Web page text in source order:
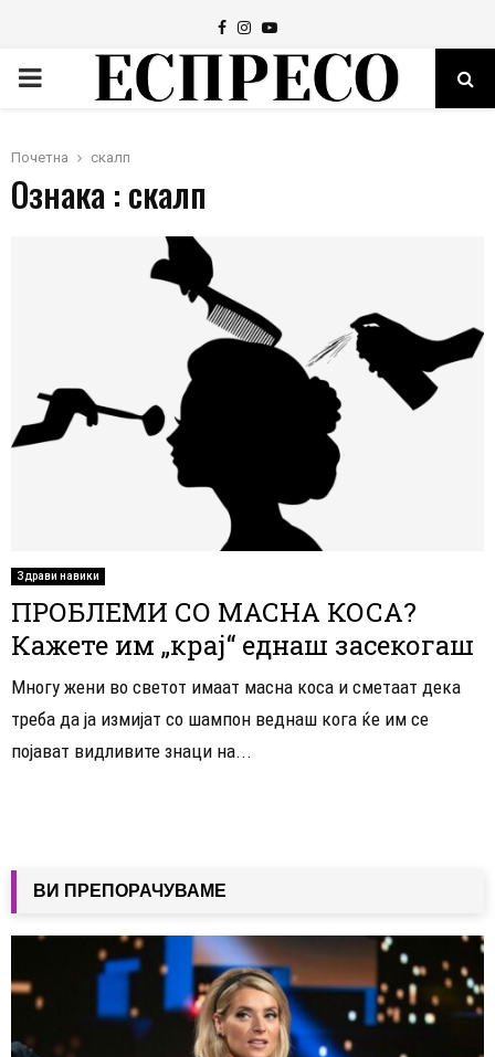
Facebook
Instagram
Youtube
PRIMARY
Почетна скалп
Ознака : скалп
Здрави навики
ПРОБЛЕМИ СО МАСНА КОСА?
Кажете им „крај“ еднаш засекогаш
Многу жени во светот имаат масна коса и сметаат дека
треба да ја измијат со шампон веднаш кога ќе им се
појават видливите знаци на...
ВИ ПРЕПОРАЧУВАМЕ